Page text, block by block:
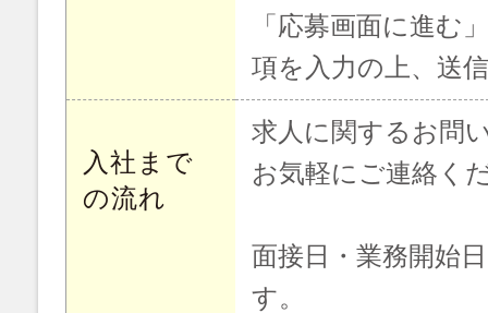
「応募画面に進む
項を入力の上、送
入社まで
の流れ
求人に関するお問
お気軽にご連絡く
面接日・業務開始
す。